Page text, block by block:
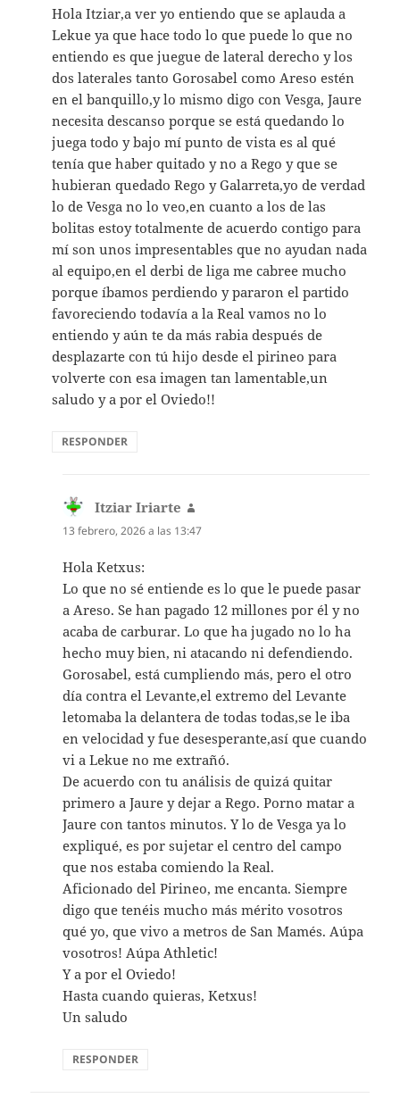
Hola Itziar,a ver yo entiendo que se aplauda a
Lekue ya que hace todo lo que puede lo que no
entiendo es que juegue de lateral derecho y los
dos laterales tanto Gorosabel como Areso estén
en el banquillo,y lo mismo digo con Vesga, Jaure
necesita descanso porque se está quedando lo
juega todo y bajo mí punto de vista es al qué
tenía que haber quitado y no a Rego y que se
hubieran quedado Rego y Galarreta,yo de verdad
lo de Vesga no lo veo,en cuanto a los de las
bolitas estoy totalmente de acuerdo contigo para
mí son unos impresentables que no ayudan nada
al equipo,en el derbi de liga me cabree mucho
porque íbamos perdiendo y pararon el partido
favoreciendo todavía a la Real vamos no lo
entiendo y aún te da más rabia después de
desplazarte con tú hijo desde el pirineo para
volverte con esa imagen tan lamentable,un
saludo y a por el Oviedo!!
RESPONDER
Itziar Iriarte
13 febrero, 2026 a las 13:47
Hola Ketxus:
Lo que no sé entiende es lo que le puede pasar
a Areso. Se han pagado 12 millones por él y no
acaba de carburar. Lo que ha jugado no lo ha
hecho muy bien, ni atacando ni defendiendo.
Gorosabel, está cumpliendo más, pero el otro
día contra el Levante,el extremo del Levante
letomaba la delantera de todas todas,se le iba
en velocidad y fue desesperante,así que cuando
vi a Lekue no me extrañó.
De acuerdo con tu análisis de quizá quitar
primero a Jaure y dejar a Rego. Porno matar a
Jaure con tantos minutos. Y lo de Vesga ya lo
expliqué, es por sujetar el centro del campo
que nos estaba comiendo la Real.
Aficionado del Pirineo, me encanta. Siempre
digo que tenéis mucho más mérito vosotros
qué yo, que vivo a metros de San Mamés. Aúpa
vosotros! Aúpa Athletic!
Y a por el Oviedo!
Hasta cuando quieras, Ketxus!
Un saludo
RESPONDER